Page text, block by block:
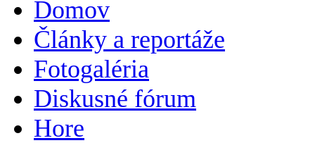
Domov
Články a reportáže
Fotogaléria
Diskusné fórum
Hore